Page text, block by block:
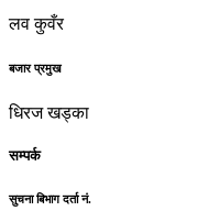
लव कुवँर
बजार प्रमुख
धिरज खड्का
सम्पर्क
सुचना बिभाग दर्ता नं.